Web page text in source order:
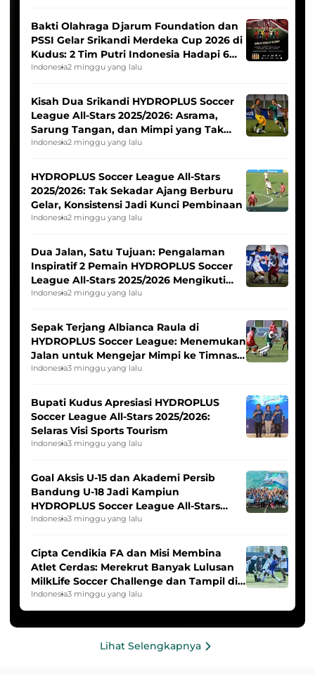
Bakti Olahraga Djarum Foundation dan
PSSI Gelar Srikandi Merdeka Cup 2026 di
Kudus: 2 Tim Putri Indonesia Hadapi 6
Tim Asia
Indonesia2 minggu yang lalu
Kisah Dua Srikandi HYDROPLUS Soccer
League All-Stars 2025/2026: Asrama,
Sarung Tangan, dan Mimpi yang Tak
Pernah Padam
Indonesia2 minggu yang lalu
HYDROPLUS Soccer League All-Stars
2025/2026: Tak Sekadar Ajang Berburu
Gelar, Konsistensi Jadi Kunci Pembinaan
Indonesia2 minggu yang lalu
Dua Jalan, Satu Tujuan: Pengalaman
Inspiratif 2 Pemain HYDROPLUS Soccer
League All-Stars 2025/2026 Mengikuti
Seleksi Timnas Indonesia Putri
Indonesia2 minggu yang lalu
Sepak Terjang Albianca Raula di
HYDROPLUS Soccer League: Menemukan
Jalan untuk Mengejar Mimpi ke Timnas
Indonesia Putri
Indonesia3 minggu yang lalu
Bupati Kudus Apresiasi HYDROPLUS
Soccer League All-Stars 2025/2026:
Selaras Visi Sports Tourism
Indonesia3 minggu yang lalu
Goal Aksis U-15 dan Akademi Persib
Bandung U-18 Jadi Kampiun
HYDROPLUS Soccer League All-Stars
2025/2026
Indonesia3 minggu yang lalu
Cipta Cendikia FA dan Misi Membina
Atlet Cerdas: Merekrut Banyak Lulusan
MilkLife Soccer Challenge dan Tampil di
HYDROPLUS Soccer League
Indonesia3 minggu yang lalu
Lihat Selengkapnya